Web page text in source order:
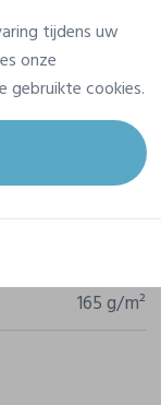
165 g/m²
tijdens uw
onze
gebruikte cookies.